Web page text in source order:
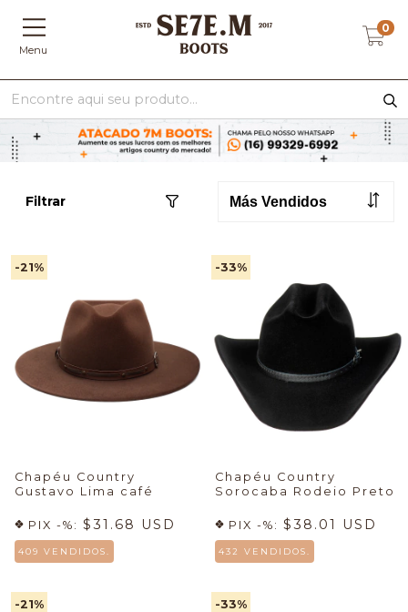
Menu
0
Filtrar
-21%
Chapéu Country
Gustavo Lima café
PIX -%: $31.68 USD
409 VENDIDOS.
-33%
Chapéu Country
Sorocaba Rodeio Preto
PIX -%: $38.01 USD
432 VENDIDOS.
-21% -33%